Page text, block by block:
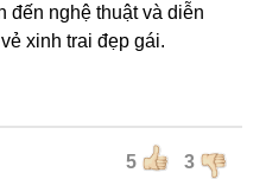
đến nghệ thuật và diễn
xinh trai đẹp gái.
5 3